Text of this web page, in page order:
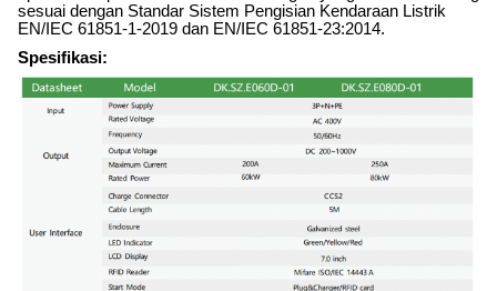
sesuai dengan Standar Sistem Pengisian Kendaraan Listrik
EN/IEC 61851-1-2019 dan EN/IEC 61851-23:2014.
Spesifikasi: